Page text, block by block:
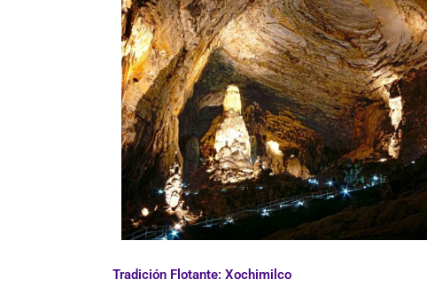
Tradición Flotante: Xochimilco